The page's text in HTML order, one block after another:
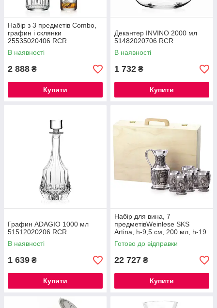
Набір з 3 предметів Combo,
графин і склянки
25535020406 RCR
В наявності
2 888 ₴
Купити
Декантер INVINO 2000 мл
51482020706 RCR
В наявності
1 732 ₴
Купити
Графин ADAGIO 1000 мл
51512020206 RCR
В наявності
1 639 ₴
Купити
Набір для вина, 7
предметівWeinlese SKS
Artina, h-9,5 см, 200 мл, h-19
см, 750 мл (60001a)
Готово до відправки
22 727 ₴
Купити